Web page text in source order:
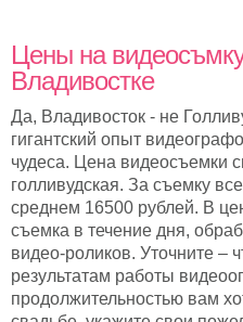
Цены на
Владивостке
Да, Владивосток - не
гигантский опыт
чудеса. Цена видеосъемки
голливудская. За съемку
среднем 16500 рублей. В
съемка в течение дня,
видео-роликов. Уточните –
результатам работы
продолжительностью вам